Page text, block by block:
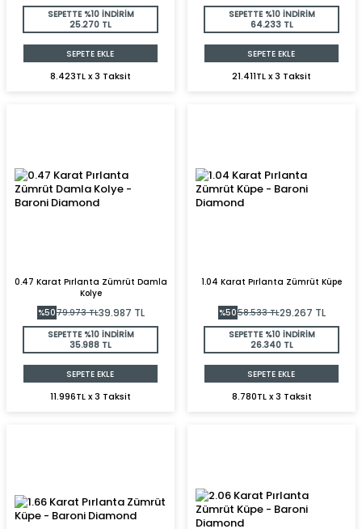
SEPETTE %10 İNDİRİM
25.270 TL
SEPETE EKLE
8.423TL x 3 Taksit
SEPETTE %10 İNDİRİM
64.233 TL
SEPETE EKLE
21.411TL x 3 Taksit
0.47 Karat Pırlanta Zümrüt Damla
Kolye
%5079.973TL39.987 TL
SEPETTE %10 İNDİRİM
35.988 TL
SEPETE EKLE
11.996TL x 3 Taksit
1.04 Karat Pırlanta Zümrüt Küpe
%5058.533TL29.267 TL
SEPETTE %10 İNDİRİM
26.340 TL
SEPETE EKLE
8.780TL x 3 Taksit